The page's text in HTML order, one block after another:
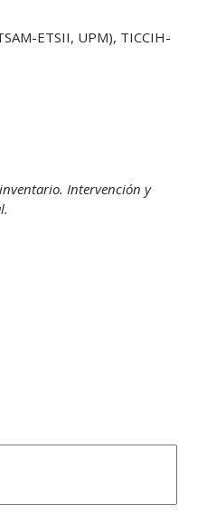
ETSII, UPM), TICCIH-
Intervención y